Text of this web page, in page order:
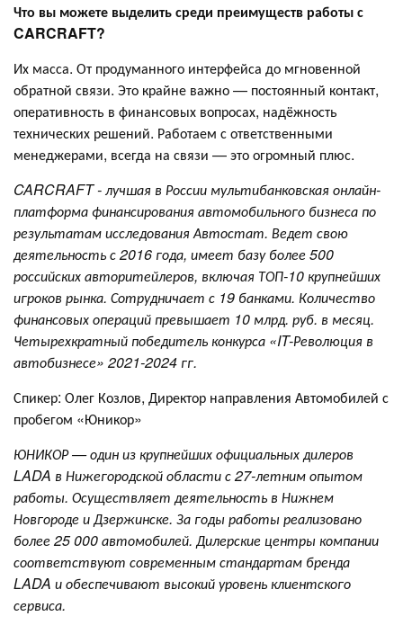
Что вы можете выделить среди преимуществ работы с
CARCRAFT?
Их масса. От продуманного интерфейса до мгновенной
обратной связи. Это крайне важно — постоянный контакт,
оперативность в финансовых вопросах, надёжность
технических решений. Работаем с ответственными
менеджерами, всегда на связи — это огромный плюс.
CARCRAFT - лучшая в России мультибанковская онлайн-
платформа финансирования автомобильного бизнеса по
результатам исследования Автостат. Ведет свою
деятельность с 2016 года, имеет базу более 500
российских авторитейлеров, включая ТОП-10 крупнейших
игроков рынка. Сотрудничает с 19 банками. Количество
финансовых операций превышает 10 млрд. руб. в месяц.
Четырехкратный победитель конкурса «IT-Революция в
автобизнесе» 2021-2024 гг.
Спикер: Олег Козлов, Директор направления Автомобилей с
пробегом «Юникор»
ЮНИКОР — один из крупнейших официальных дилеров
LADA в Нижегородской области с 27-летним опытом
работы. Осуществляет деятельность в Нижнем
Новгороде и Дзержинске. За годы работы реализовано
более 25 000 автомобилей. Дилерские центры компании
соответствуют современным стандартам бренда
LADA и обеспечивают высокий уровень клиентского
сервиса.